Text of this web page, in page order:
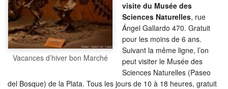
Vacances d’hiver bon Marché
visite du Musée des
Sciences Naturelles, rue
Ángel Gallardo 470. Gratuit
pour les moins de 6 ans.
Suivant la même ligne, l’on
peut visiter le Musée des
Sciences Naturelles (Paseo
del Bosque) de la Plata. Tous les jours de 10 à 18 heures, gratuit